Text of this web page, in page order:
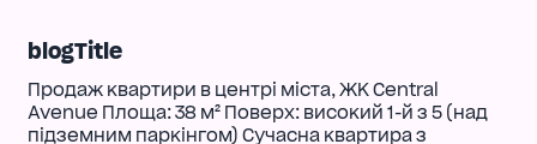
blogTitle
Продаж квартири в центрі міста, ЖК Central
Avenue Площа: 38 м² Поверх: високий 1-й з 5 (над
підземним паркінгом) Сучасна квартира з